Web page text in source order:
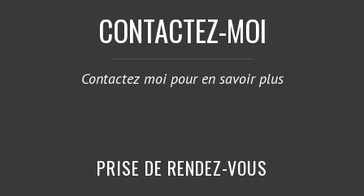
CONTACTEZ-MOI
Contactez moi pour en savoir plus
PRISE DE RENDEZ-VOUS